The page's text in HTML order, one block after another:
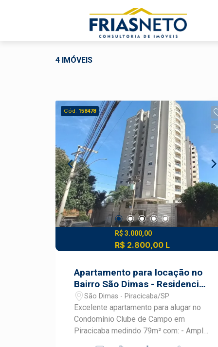
4 IMÓVEIS
Cód. 158478
R$ 3.000,00
R$ 2.800,00 L
Apartamento para locação no
Bairro São Dimas - Residencial
Clube de Campo
São Dimas - Piracicaba/SP
Excelente apartamento para alugar no
Condomínio Clube de Campo em
Piracicaba medindo 79m² com: - Ampla